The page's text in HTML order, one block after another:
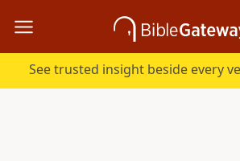
See trusted insight beside every